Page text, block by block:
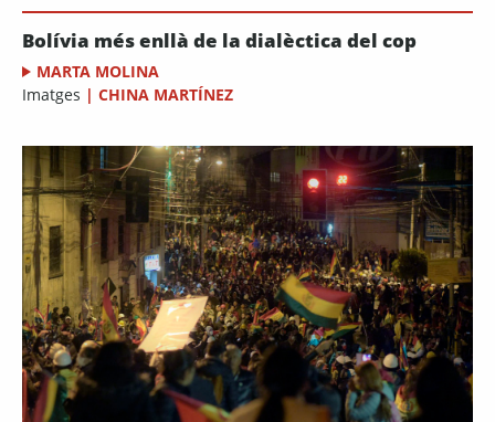
Bolívia més enllà de la dialèctica del cop
MARTA MOLINA
Imatges | CHINA MARTÍNEZ